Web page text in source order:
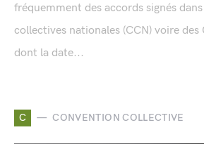
fréquemment des accords signés
collectives nationales (CCN) voire des
dont la date...
C CONVENTION COLLECTIVE